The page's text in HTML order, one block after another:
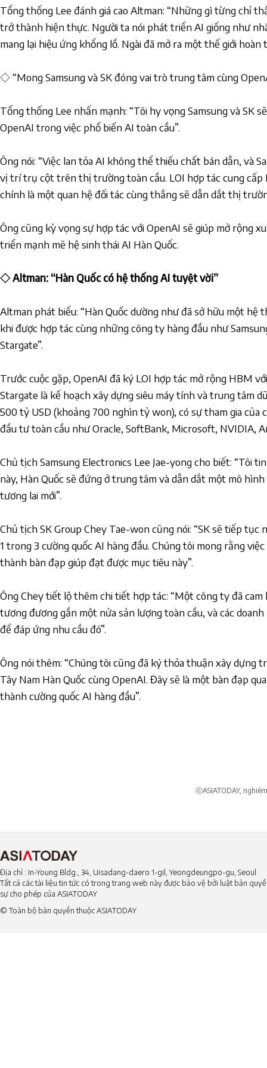
Tổng thống Lee đánh giá cao Altman: “Những gì từng chỉ
trở thành hiện thực. Người ta nói phát triển AI giống như
mang lại hiệu ứng khổng lồ. Ngài đã mở ra một thế giới hoàn
◇ “Mong Samsung và SK đóng vai trò trung tâm cùng
Tổng thống Lee nhấn mạnh: “Tôi hy vọng Samsung và SK
OpenAI trong việc phổ biến AI toàn cầu”.
Ông nói: “Việc lan tỏa AI không thể thiếu chất bán dẫn, và
vị trí trụ cột trên thị trường toàn cầu. LOI hợp tác cung cấp
chính là một quan hệ đối tác cùng thắng sẽ dẫn dắt thị
Ông cũng kỳ vọng sự hợp tác với OpenAI sẽ giúp mở rộng
triển mạnh mẽ hệ sinh thái AI Hàn Quốc.
◇ Altman: “Hàn Quốc có hệ thống AI tuyệt vời”
Altman phát biểu: “Hàn Quốc dường như đã sở hữu một hệ
khi được hợp tác cùng những công ty hàng đầu như
Stargate”.
Trước cuộc gặp, OpenAI đã ký LOI hợp tác mở rộng HBM
Stargate là kế hoạch xây dựng siêu máy tính và trung tâm
500 tỷ USD (khoảng 700 nghìn tỷ won), có sự tham gia của
đầu tư toàn cầu như Oracle, SoftBank, Microsoft, NVIDIA,
Chủ tịch Samsung Electronics Lee Jae-yong cho biết: “Tôi
này, Hàn Quốc sẽ đứng ở trung tâm và dẫn dắt một mô
tương lai mới”.
Chủ tịch SK Group Chey Tae-won cũng nói: “SK sẽ tiếp tục
1 trong 3 cường quốc AI hàng đầu. Chúng tôi mong rằng
thành bàn đạp giúp đạt được mục tiêu này”.
Ông Chey tiết lộ thêm chi tiết hợp tác: “Một công ty đã
tương đương gần một nửa sản lượng toàn cầu, và các
để đáp ứng nhu cầu đó”.
Ông nói thêm: “Chúng tôi cũng đã ký thỏa thuận xây dựng
Tây Nam Hàn Quốc cùng OpenAI. Đây sẽ là một bàn đạp
thành cường quốc AI hàng đầu”.
ⓒASIATODAY,
Địa chỉ : In-Young Bldg., 34, Uisadang-daero 1-gil, Yeongdeungpo-gu, Seoul
Tất cả các tài liệu tin tức có trong trang web này được bảo vệ bởi luật bản
sự cho phép của ASIATODAY
© Toàn bộ bản quyền thuộc ASIATODAY